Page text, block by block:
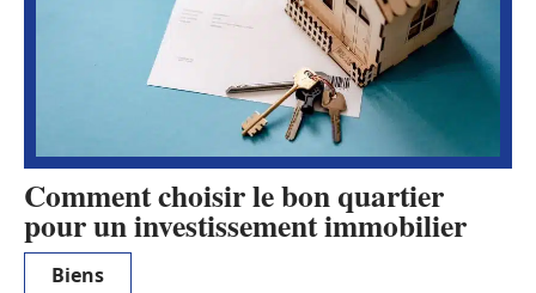
Comment choisir le bon quartier
pour un investissement immobilier
Biens